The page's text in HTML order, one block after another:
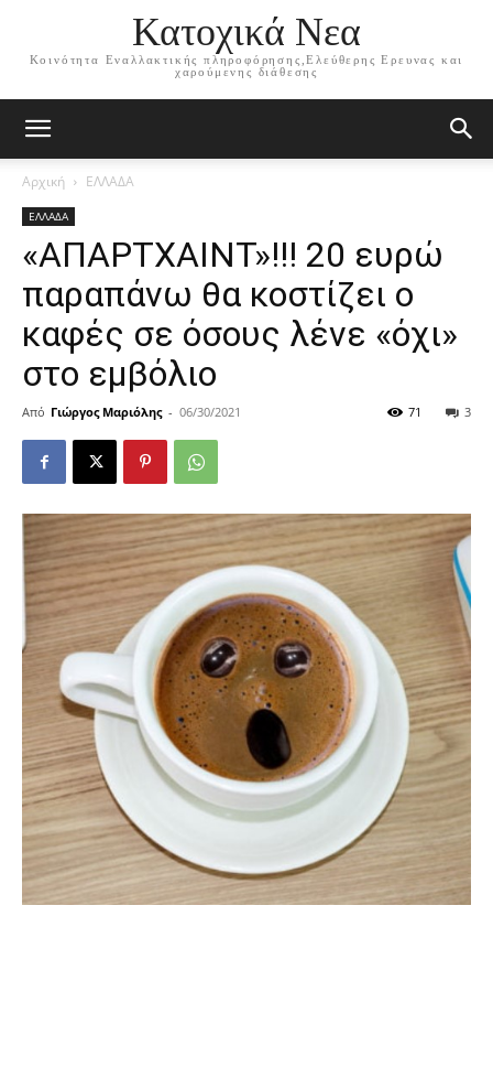
Κατοχικά Νεα
Κοινότητα Εναλλακτικής πληροφόρησης,Ελεύθερης Ερευνας και
χαρούμενης διάθεσης
Αρχική ΕΛΛΑΔΑ
ΕΛΛΑΔΑ
«ΑΠΑΡΤΧΑΙΝΤ»!!! 20 ευρώ
παραπάνω θα κοστίζει ο
καφές σε όσους λένε «όχι»
στο εμβόλιο
Από Γιώργος Μαριόλης - 06/30/2021 3
71